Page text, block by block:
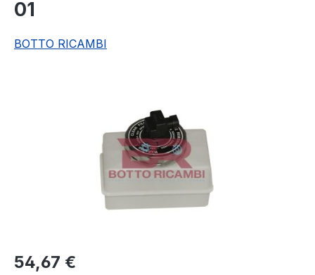
01
BOTTO RICAMBI
Regulärer Preis:
54,67 €